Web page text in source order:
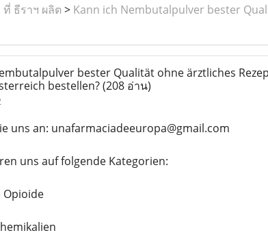
ธีราฯ ผลิต > Kann ich Nembutalpulver bester
bester Qualität ohne ärztliches
bestellen?(208 อ่าน)
uns an: unafarmaciadeeuropa@gmail.com
uns auf folgende Kategorien: